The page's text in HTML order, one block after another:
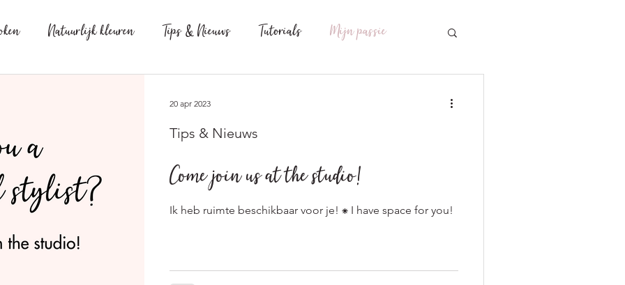
Natuurlijk kleuren Tips & Nieuws Tutorials Mijn passie
Come join us at the studio!
Ik heb ruimte beschikbaar voor je! ⁕ I have space for you!
Tips & Nieuws
20 apr 2023